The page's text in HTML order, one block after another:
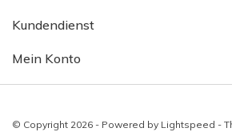
Kundendienst
Mein Konto
© Copyright 2026 - Powered by Lightspeed -